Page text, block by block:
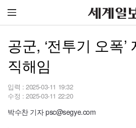
공군, ‘전투기 오폭’
직해임
입력 : 2025-03-11 19:32
수정 : 2025-03-11 22:20
박수찬 기자 psc@segye.com